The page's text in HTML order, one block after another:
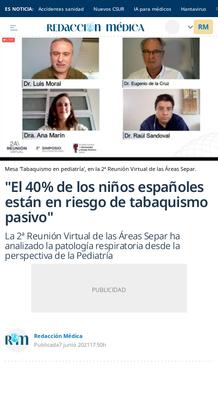
ES NOTICIA: Accidentes sanidad Nuevos CSUR IA para médicos Hantavirus
Mesa 'Tabaquismo en pediatría', en la 2ª Reunión Virtual de las Áreas Separ.
"El 40% de los niños españoles
están en riesgo de tabaquismo
pasivo"
La 2ª Reunión Virtual de las Áreas Separ ha
analizado la patología respiratoria desde la
perspectiva de la Pediatría
Redacción Médica
Publicada7 junio 2021 17:50h